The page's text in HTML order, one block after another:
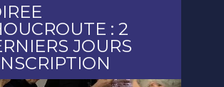
: 2
JOURS